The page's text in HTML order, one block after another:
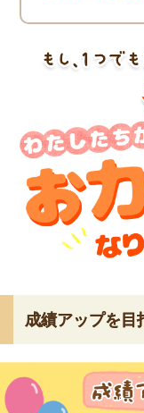
成績アップを目